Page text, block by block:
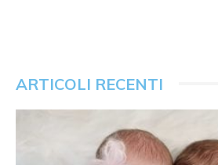
ARTICOLI RECENTI